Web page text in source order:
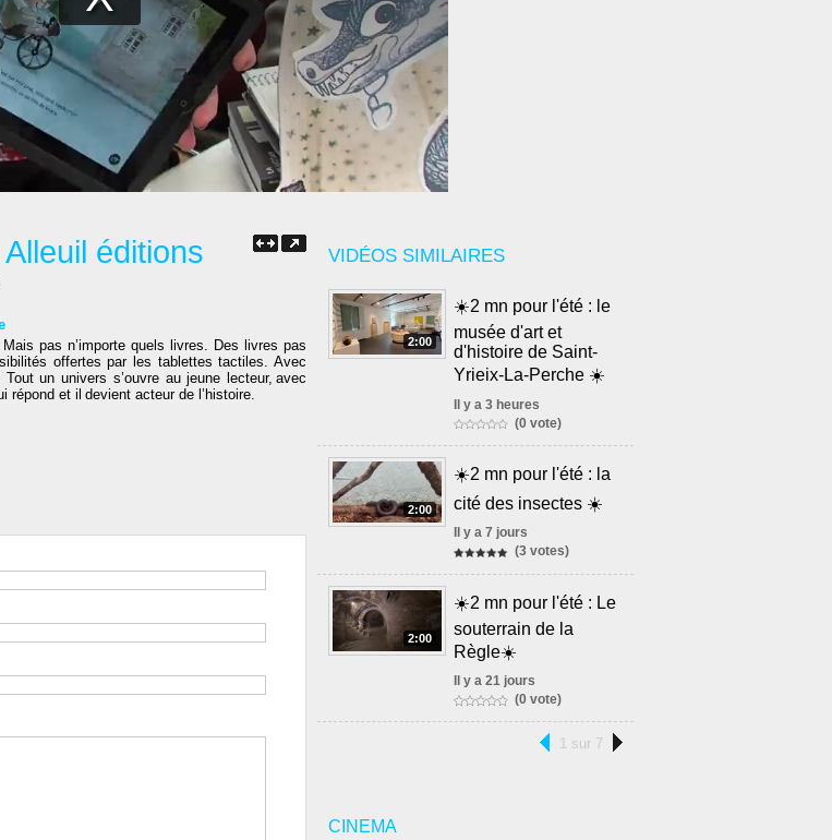
VIDÉOS SIMILAIRES
2:00
☀️2 mn pour l'été : le
musée d'art et
d'histoire de Saint-
Yrieix-La-Perche ☀️
Il y a 3 heures
(0 vote)
2:00
☀️2 mn pour l'été : la
cité des insectes ☀️
Il y a 7 jours
(3 votes)
2:00
☀️2 mn pour l'été : Le
souterrain de la
Règle☀️
Il y a 21 jours
(0 vote)
1 sur 7
CINEMA
éditions
pas n’importe quels livres. Des livres pas
offertes par les tablettes tactiles. Avec
un univers s’ouvre au jeune lecteur, avec
répond et il devient acteur de l’histoire.